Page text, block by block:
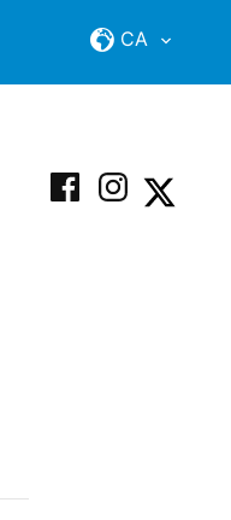
CA
Facebook
Instagram
X